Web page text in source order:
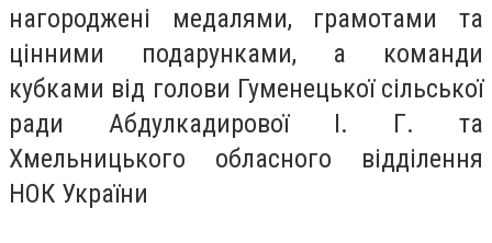
нагороджені медалями, грамотами та
цінними подарунками, а команди
кубками від голови Гуменецької сільської
ради Абдулкадирової І. Г. та
Хмельницького обласного відділення
НОК України